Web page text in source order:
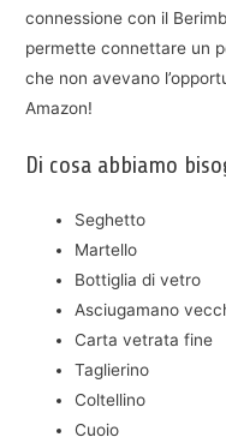
connessione con il
permette connettare un
che non avevano
Amazon!
Di cosa abbiamo
Seghetto
Martello
Bottiglia di vetro
Asciugamano
Carta vetrata fine
Taglierino
Coltellino
Cuoio